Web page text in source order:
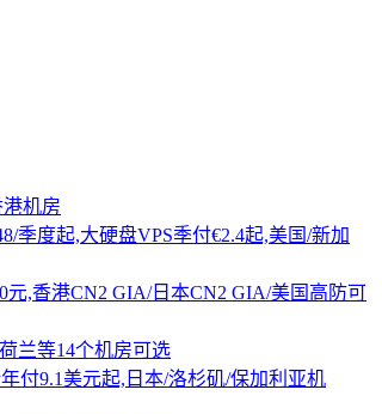
港机房
季度起,大硬盘VPS季付€2.4起,美国/新加
元,香港CN2 GIA/日本CN2 GIA/美国高防可
兰等14个机房可选
付9.1美元起,日本/洛杉矶/保加利亚机